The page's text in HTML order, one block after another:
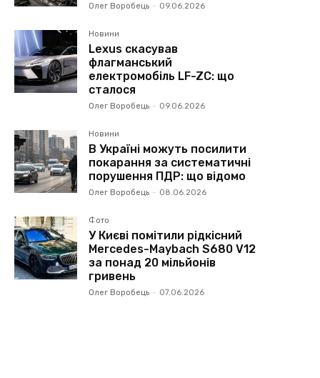
Олег Воробець - 09.06.2026
Новини
Lexus скасував
флагманський
електромобіль LF-ZC: що
сталося
Олег Воробець - 09.06.2026
Новини
В Україні можуть посилити
покарання за систематичні
порушення ПДР: що відомо
Олег Воробець - 08.06.2026
Фото
У Києві помітили рідкісний
Mercedes-Maybach S680 V12
за понад 20 мільйонів
гривень
Олег Воробець - 07.06.2026